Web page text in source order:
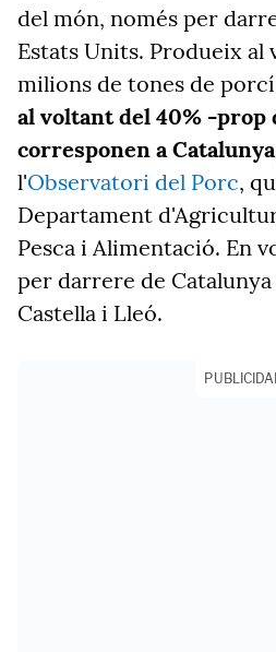
del món, només per
Estats Units. Produeix al
milions de tones de porcí
al voltant del 40% -prop
corresponen a Catalunya
l'Observatori del Porc,
Departament
Pesca i Alimentació. En
per darrere de
Castella i Lleó.